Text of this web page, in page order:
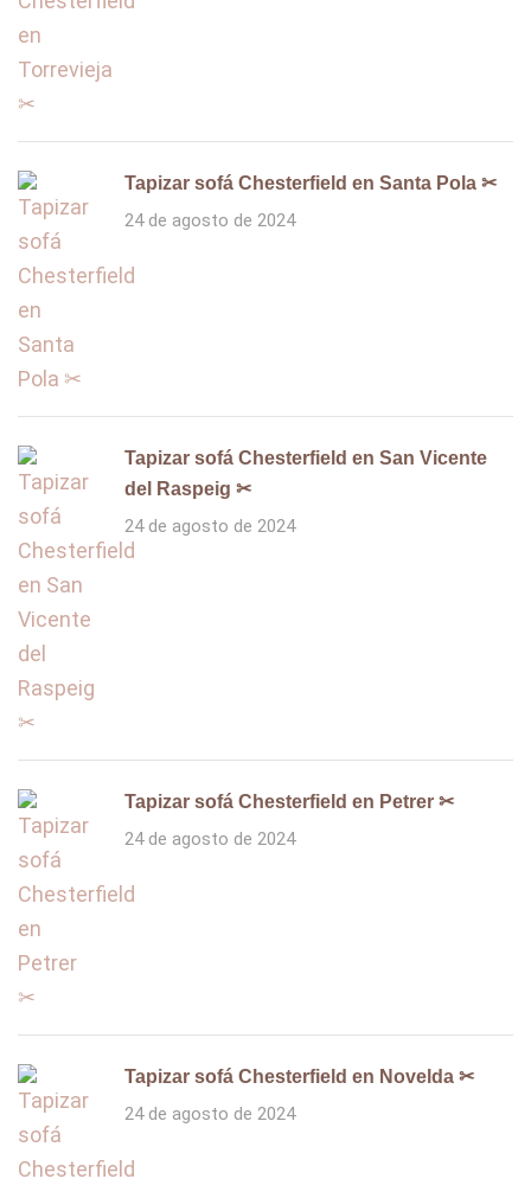
Tapizar sofá Chesterfield en Santa Pola ✂
24 de agosto de 2024
Tapizar sofá Chesterfield en San Vicente
del Raspeig ✂
24 de agosto de 2024
Tapizar sofá Chesterfield en Petrer ✂
24 de agosto de 2024
Tapizar sofá Chesterfield en Novelda ✂
24 de agosto de 2024